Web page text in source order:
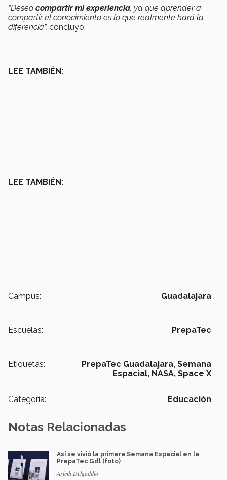
“Deseo compartir mi experiencia , ya que aprender a
compartir el conocimiento es lo que realmente hará la
diferencia”, concluyó.
LEE TAMBIÉN:
LEE TAMBIÉN:
Campus: Guadalajara
Escuelas: PrepaTec
Etiquetas: PrepaTec Guadalajara, Semana
Espacial, NASA, Space X
Categoría: Educación
Notas Relacionadas
Así se vivió la primera Semana Espacial en la
PrepaTec Gdl (foto)
Arleth Delgadillo